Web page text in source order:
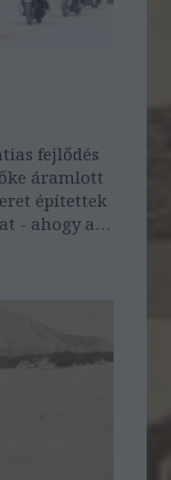
fejlődés
áramlott
építettek
- ahogy az